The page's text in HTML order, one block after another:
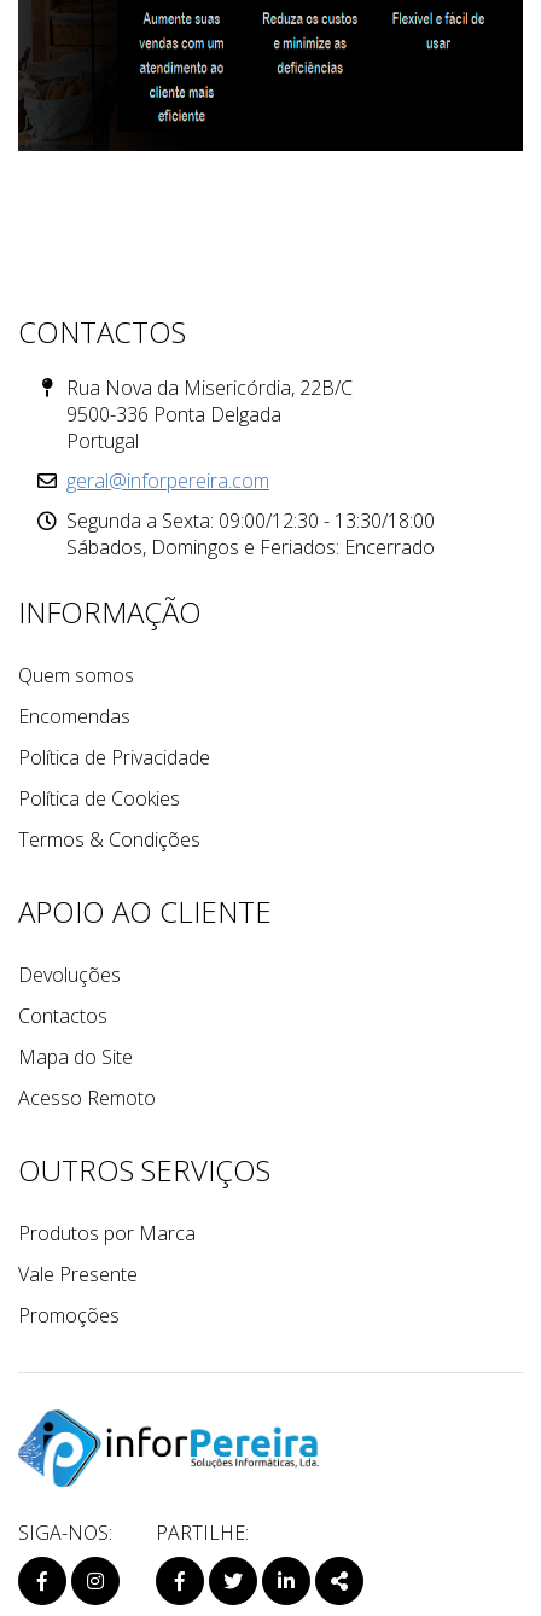
CONTACTOS
Rua Nova da Misericórdia, 22B/C
9500-336 Ponta Delgada
Portugal
geral@inforpereira.com
Segunda a Sexta: 09:00/12:30 - 13:30/18:00
Sábados, Domingos e Feriados: Encerrado
INFORMAÇÃO
Quem somos
Encomendas
Política de Privacidade
Política de Cookies
Termos & Condições
APOIO AO CLIENTE
Devoluções
Contactos
Mapa do Site
Acesso Remoto
OUTROS SERVIÇOS
Produtos por Marca
Vale Presente
Promoções
SIGA-NOS:
PÁGINA DO FACEBOOK
PÁGINA DO INSTAGRAM
PARTILHE:
FACEBOOK
TWITTERLINKEDINSHARE